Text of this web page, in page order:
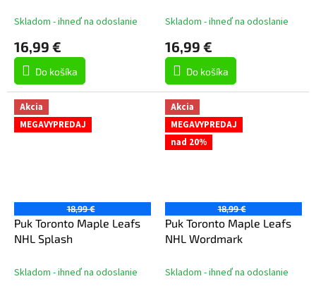
Skladom - ihneď na odoslanie
16,99 €
Do košíka
Skladom - ihneď na odoslanie
16,99 €
Do košíka
Akcia
MEGAVYPREDAJ
18,99 €
Puk Toronto Maple Leafs
NHL Splash
Skladom - ihneď na odoslanie
Akcia
MEGAVYPREDAJ
nad 20%
18,99 €
Puk Toronto Maple Leafs
NHL Wordmark
Skladom - ihneď na odoslanie